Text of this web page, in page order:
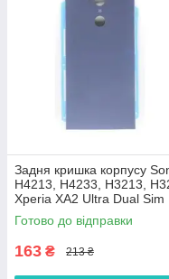
Задня кришка корпусу
H4213, H4233, H3213,
Xperia XA2 Ultra Dual Sim
синя
Готово до відправки
163 ₴ 213 ₴